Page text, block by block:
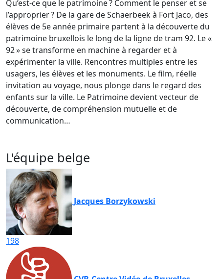
Qu’est-ce que le patrimoine ? Comment le penser et se
l’approprier ? De la gare de Schaerbeek à Fort Jaco, des
élèves de 5e année primaire partent à la découverte du
patrimoine bruxellois le long de la ligne de tram 92. Le «
92 » se transforme en machine à regarder et à
expérimenter la ville. Rencontres multiples entre les
usagers, les élèves et les monuments. Le film, réelle
invitation au voyage, nous plonge dans le regard des
enfants sur la ville. Le Patrimoine devient vecteur de
découverte, de compréhension mutuelle et de
communication…
L'équipe belge
Jacques Borzykowski
198